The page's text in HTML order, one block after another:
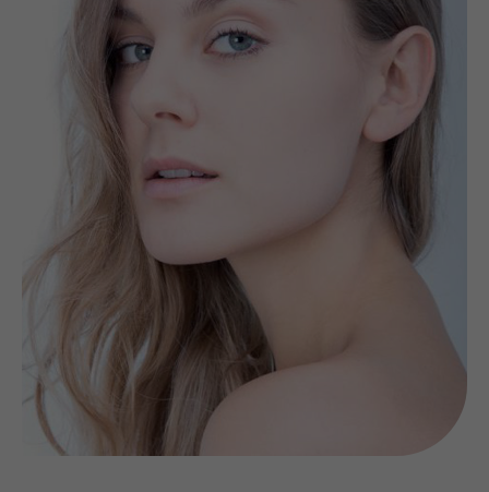
Cybersteel Inc.
376-293 City Road, Suite 600
San Francisco, CA 94102
Have any questions?
+44 1234 567 890
info@yourdomain.com
About us
Lorem ipsum dolor sit amet, consectetuer adipiscing elit.
Aenean commodo ligula eget dolor. Aenean massa. Cum
sociis natoque penatibus et magnis dis parturient montes,
nascetur ridiculus mus. Donec quam felis, ultricies nec.